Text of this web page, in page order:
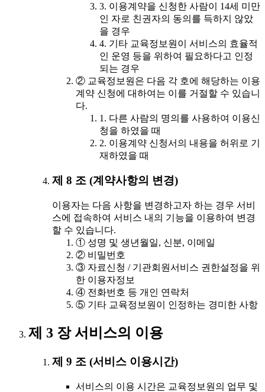
3. 이용계약을 신청한 사람이 14세 미만
인 자로 친권자의 동의를 득하지 않았
을 경우
4. 기타 교육정보원이 서비스의 효율적
인 운영 등을 위하여 필요하다고 인정
되는 경우
② 교육정보원은 다음 각 호에 해당하는 이용
계약 신청에 대하여는 이를 거절할 수 있습니
다.
1. 다른 사람의 명의를 사용하여 이용신
청을 하였을 때
2. 이용계약 신청서의 내용을 허위로 기
재하였을 때
제 8 조 (계약사항의 변경)
이용자는 다음 사항을 변경하고자 하는 경우 서비
스에 접속하여 서비스 내의 기능을 이용하여 변경
할 수 있습니다.
① 성명 및 생년월일, 신분, 이메일
② 비밀번호
③ 자료신청 / 기관회원서비스 권한설정을 위
한 이용자정보
④ 전화번호 등 개인 연락처
⑤ 기타 교육정보원이 인정하는 경미한 사항
제 3 장 서비스의 이용
제 9 조 (서비스 이용시간)
서비스의 이용 시간은 교육정보원의 업무 및